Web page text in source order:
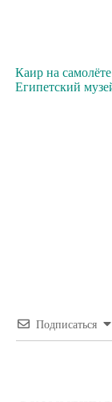
Каир на
Египетский
Подписаться